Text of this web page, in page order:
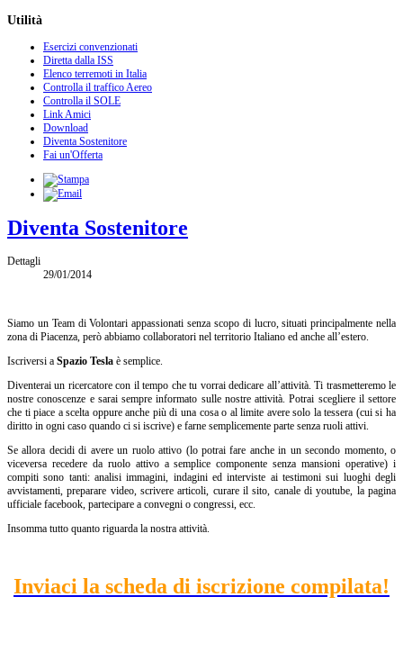
Utilità
Esercizi convenzionati
Diretta dalla ISS
Elenco terremoti in Italia
Controlla il traffico Aereo
Controlla il SOLE
Link Amici
Download
Diventa Sostenitore
Fai un'Offerta
Diventa Sostenitore
Dettagli
29/01/2014
Siamo un Team di Volontari appassionati senza scopo di lucro, situati principalmente nella
zona di Piacenza, però abbiamo collaboratori nel territorio Italiano ed anche all’estero.
Iscriversi a Spazio Tesla è semplice.
Diventerai un ricercatore con il tempo che tu vorrai dedicare all’attività. Ti trasmetteremo le
nostre conoscenze e sarai sempre informato sulle nostre attività. Potrai scegliere il settore
che ti piace a scelta oppure anche più di una cosa o al limite avere solo la tessera (cui si ha
diritto in ogni caso quando ci si iscrive) e farne semplicemente parte senza ruoli attivi.
Se allora decidi di avere un ruolo attivo (lo potrai fare anche in un secondo momento, o
viceversa recedere da ruolo attivo a semplice componente senza mansioni operative) i
compiti sono tanti: analisi immagini, indagini ed interviste ai testimoni sui luoghi degli
avvistamenti, preparare video, scrivere articoli, curare il sito, canale di youtube, la pagina
ufficiale facebook, partecipare a convegni o congressi, ecc.
Insomma tutto quanto riguarda la nostra attività.
Inviaci la scheda di iscrizione compilata!